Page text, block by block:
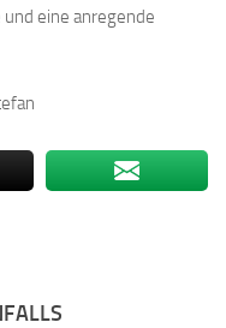
eine anregende